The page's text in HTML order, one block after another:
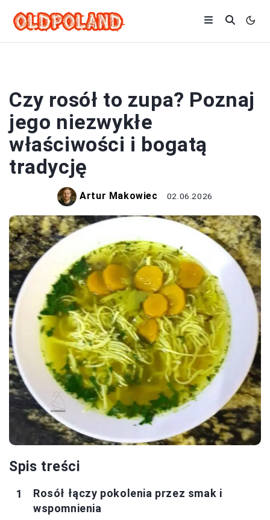
Czy rosół to zupa? Poznaj
jego niezwykłe
właściwości i bogatą
tradycję
Artur Makowiec 02.06.2026
Spis treści
Rosół łączy pokolenia przez smak i
wspomnienia